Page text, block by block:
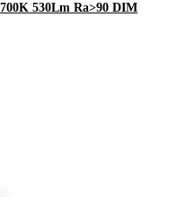
530Lm Ra>90 DIM